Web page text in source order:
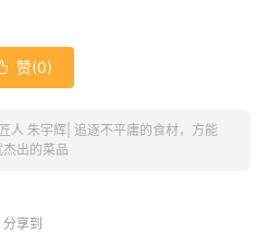
赞(0)
匠人 朱宇辉| 追逐不平庸的食材，方能
杰出的菜品
分享到